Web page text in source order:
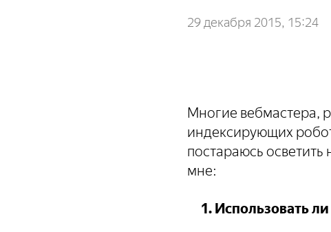
29 декабря 2015, 15:24
Многие вебмастера,
индексирующих
постараюсь
мне:
1. Использовать